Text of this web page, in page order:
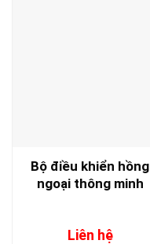
Bộ điều khiển hồng
ngoại thông minh
Liên hệ